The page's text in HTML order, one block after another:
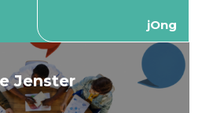
jOng
Jenster